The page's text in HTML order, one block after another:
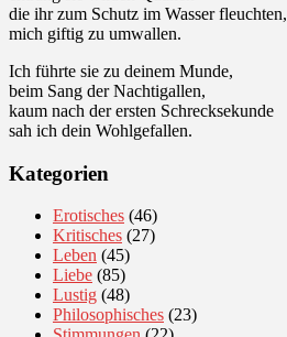
die ihr zum Schutz im Wasser fleuchten,
mich giftig zu umwallen.
Ich führte sie zu deinem Munde,
beim Sang der Nachtigallen,
kaum nach der ersten Schrecksekunde
sah ich dein Wohlgefallen.
Kategorien
Erotisches (46)
Kritisches (27)
Leben (45)
Liebe (85)
Lustig (48)
Philosophisches (23)